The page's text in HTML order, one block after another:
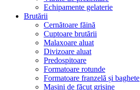
Echipamente gelaterie
Brutării
Cernătoare făină
Cuptoare brutării
Malaxoare aluat
Divizoare aluat
Predospitoare
Formatoare rotunde
Formatoare franzelă și baghete
Mașini de făcut grisine